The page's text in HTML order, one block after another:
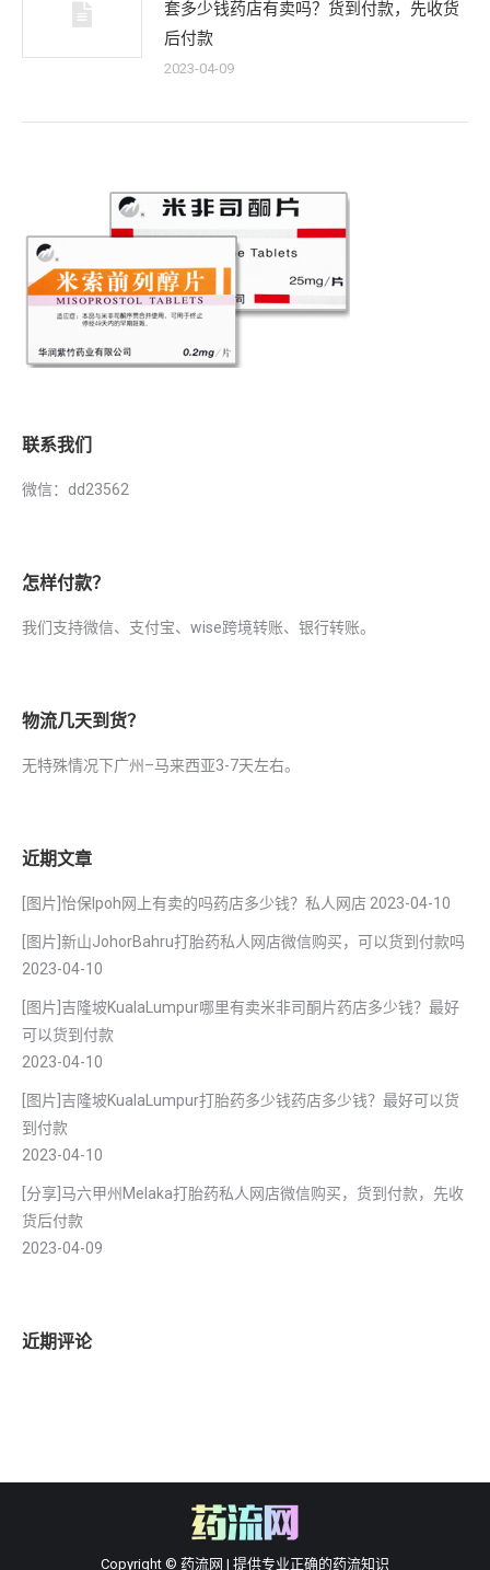
套多少钱药店有卖吗？货到付款，先收货
后付款
2023-04-09
联系我们
微信：dd23562
怎样付款？
我们支持微信、支付宝、wise跨境转账、银行转账。
物流几天到货？
无特殊情况下广州–马来西亚3-7天左右。
近期文章
[图片]怡保lpoh网上有卖的吗药店多少钱？私人网店 2023-04-10
[图片]新山JohorBahru打胎药私人网店微信购买，可以货到付款吗
2023-04-10
[图片]吉隆坡KualaLumpur哪里有卖米非司酮片药店多少钱？最好
可以货到付款
2023-04-10
[图片]吉隆坡KualaLumpur打胎药多少钱药店多少钱？最好可以货
到付款
2023-04-10
[分享]马六甲州Melaka打胎药私人网店微信购买，货到付款，先收
货后付款
2023-04-09
近期评论
Copyright © 药流网 | 提供专业正确的药流知识